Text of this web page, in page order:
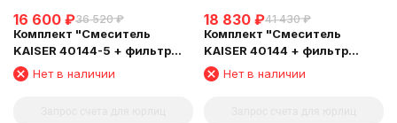
16 600 ₽36 520 ₽
Комплект "Cмеситель
KAISER 40144-5 + фильтр
Барьер"
Нет в наличии
18 830 ₽41 430 ₽
Комплект "Смеситель
KAISER 40144 + фильтр
Барьер"
Нет в наличии